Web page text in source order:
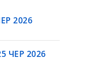
2026
ЧЕР 2026